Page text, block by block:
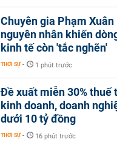
Chuyên gia Phạm
nguyên nhân khiến
kinh tế còn 'tắc nghẽn'
THỜI SỰ - 1 phút trước
Đề xuất miễn 30% thuế
kinh doanh, doanh
dưới 10 tỷ đồng
THỜI SỰ - 16 phút trước